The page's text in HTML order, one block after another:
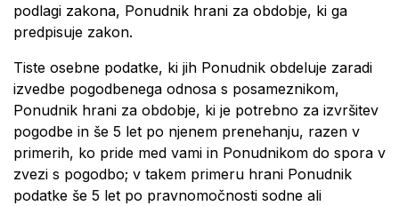
podlagi zakona, Ponudnik hrani za obdobje, ki ga
predpisuje zakon.
Tiste osebne podatke, ki jih Ponudnik obdeluje zaradi
izvedbe pogodbenega odnosa s posameznikom,
Ponudnik hrani za obdobje, ki je potrebno za izvršitev
pogodbe in še 5 let po njenem prenehanju, razen v
primerih, ko pride med vami in Ponudnikom do spora v
zvezi s pogodbo; v takem primeru hrani Ponudnik
podatke še 5 let po pravnomočnosti sodne ali